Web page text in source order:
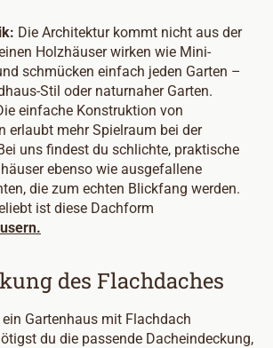
Die Architektur kommt nicht aus der
Holzhäuser wirken wie Mini-
schmücken einfach jeden Garten –
Stil oder naturnaher Garten.
einfache Konstruktion von
erlaubt mehr Spielraum bei der
uns findest du schlichte, praktische
ebenso wie ausgefallene
die zum echten Blickfang werden.
ist diese Dachform
des Flachdaches
Gartenhaus mit Flachdach
du die passende Dacheindeckung,